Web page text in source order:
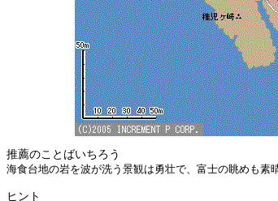
推薦のことばいちろう
海食台地の岩を波が洗う景観は勇壮で、富士の眺めも素
ヒント